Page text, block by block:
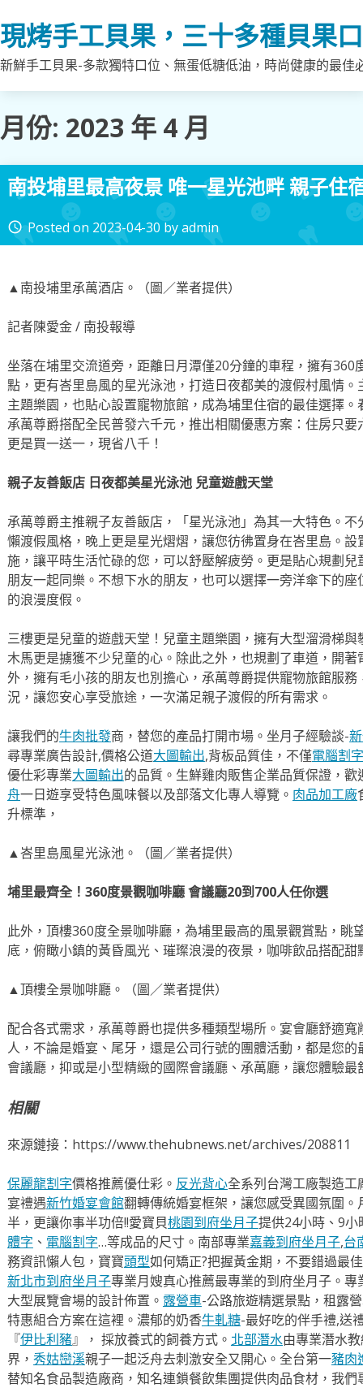
to
content
現烤手工貝果，三十多種貝果
新鮮手工貝果-多款獨特口位、無蛋低糖低油，時尚健康的最
月份: 2023 年 4 月
南投埔里最高夜景 唯一星光池畔 親子住
access_time Posted on 2023-04-30 byadmin
▲南投埔里承萬酒店。（圖／業者提供）
記者陳愛金 / 南投報導
坐落在埔里交流道旁，距離日月潭僅20分鐘的車程，擁有360
點，更有峇里島風的星光泳池，打造日夜都美的渡假村風情
主題樂園，也貼心設置寵物旅館，成為埔里住宿的最佳選擇
承萬尊爵搭配全民普發六千元，推出相關優惠方案：住房只
更是買一送一，現省八千！
親子友善飯店 日夜都美星光泳池 兒童遊戲天堂
承萬尊爵主推親子友善飯店，「星光泳池」為其一大特色。
懶渡假風格，晚上更是星光熠熠，讓您彷彿置身在峇里島。
施，讓平時生活忙碌的您，可以舒壓解疲勞。更是貼心規劃
朋友一起同樂。不想下水的朋友，也可以選擇一旁洋傘下的
的浪漫度假。
三樓更是兒童的遊戲天堂！兒童主題樂園，擁有大型溜滑梯
木馬更是擄獲不少兒童的心。除此之外，也規劃了車道，開
外，擁有毛小孩的朋友也別擔心，承萬尊爵提供寵物旅館服
況，讓您安心享受旅途，一次滿足親子渡假的所有需求。
讓我們的牛肉批發商，替您的產品打開市場。坐月子經驗談-
尋專業廣告設計,價格公道大圖輸出,背板品質佳，不僅電腦割字
優仕彩專業大圖輸出的品質。生鮮雞肉販售企業品質保證，歡
舟一日遊享受特色風味餐以及部落文化專人導覽。 肉品加工廠
升標準，
▲峇里島風星光泳池。（圖／業者提供）
埔里最齊全！360度景觀咖啡廳 會議廳20到700人任你選
此外，頂樓360度全景咖啡廳，為埔里最高的風景觀賞點，眺
底，俯瞰小鎮的黃昏風光、璀璨浪漫的夜景，咖啡飲品搭配
▲頂樓全景咖啡廳。（圖／業者提供）
配合各式需求，承萬尊爵也提供多種類型場所。宴會廳舒適
人，不論是婚宴、尾牙，還是公司行號的團體活動，都是您
會議廳，抑或是小型精緻的國際會議廳、承萬廳，讓您體驗
相關
來源鏈接：https://www.thehubnews.net/archives/208811
保麗龍割字價格推薦優仕彩。 反光背心全系列台灣工廠製造
宴禮遇新竹婚宴會館翻轉傳統婚宴框架，讓您感受異國氛圍。
半，更讓你事半功倍!!愛寶貝桃園到府坐月子提供24小時、9
體字 、 電腦割字…等成品的尺寸。南部專業嘉義到府坐月子,台
務資訊懶人包，寶寶頭型如何矯正?把握黃金期，不要錯過最
新北市到府坐月子專業月嫂真心推薦最專業的到府坐月子。專
大型展覽會場的設計佈置。 露營車-公路旅遊精選景點，租露
特惠組合方案在這裡。濃郁的奶香牛軋糖-最好吃的伴手禮,送
『伊比利豬』， 採放養式的飼養方式。 北部潛水由專業潛水
界， 秀姑巒溪親子一起泛舟去​刺激安全又開心。全台第一豬肉
替知名食品製造廠商，知名連鎖餐飲集團提供肉品食材，我